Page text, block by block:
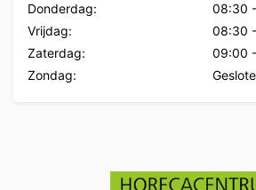
Donderdag:
08:30 -
Vrijdag:
08:30 -
Zaterdag:
09:00 -
Zondag: